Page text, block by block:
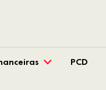
PCD